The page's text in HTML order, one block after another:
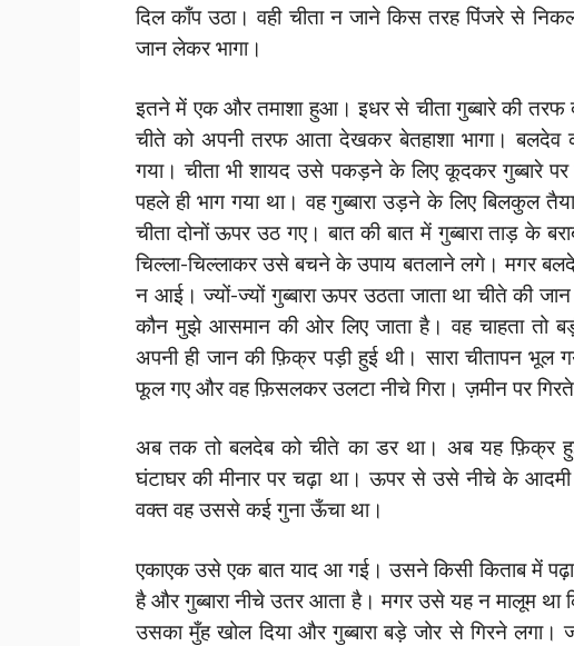
दिल काँप उठा। वही चीता न जाने किस तरह पिंजरे से
जान लेकर भागा।
इतने में एक और तमाशा हुआ। इधर से चीता गुब्बारे की तरफ
चीते को अपनी तरफ आता देखकर बेतहाशा भागा।
गया। चीता भी शायद उसे पकड़ने के लिए कूदकर गुब्बारे पर
पहले ही भाग गया था। वह गुब्बारा उड़ने के लिए बिलकुल
चीता दोनों ऊपर उठ गए। बात की बात में गुब्बारा ताड़ के
चिल्ला-चिल्लाकर उसे बचने के उपाय बतलाने लगे। मगर
न आई। ज्यों-ज्यों गुब्बारा ऊपर उठता जाता था चीते की
कौन मुझे आसमान की ओर लिए जाता है। वह चाहता तो
अपनी ही जान की फ़िक्र पड़ी हुई थी। सारा चीतापन
फूल गए और वह फ़िसलकर उलटा नीचे गिरा। ज़मीन पर
अब तक तो बलदेब को चीते का डर था। अब यह फ़िक्र हुई
घंटाघर की मीनार पर चढ़ा था। ऊपर से उसे नीचे के
वक्‍त वह उससे कई गुना ऊँचा था।
एकाएक उसे एक बात याद आ गई। उसने किसी किताब में
है और गुब्बारा नीचे उतर आता है। मगर उसे यह न मालूम था
उसका मुँह खोल दिया और गुब्बारा बड़े जोर से गिरने